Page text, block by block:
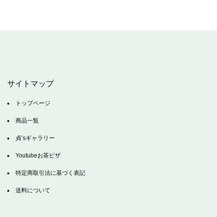
サイトマップ
トップページ
商品一覧
貞’sギャラリー
Youtubeお茶ピザ
特定商取引法に基づく表記
送料について